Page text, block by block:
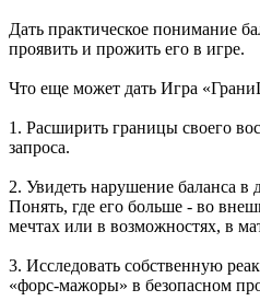
Дать практическое понимание
проявить и прожить его в игре.
Что еще может дать Игра
1. Расширить границы своего
запроса.
2. Увидеть нарушение баланса
Понять, где его больше - во
мечтах или в возможностях, в
3. Исследовать собственную
«форс-мажоры» в безопасном